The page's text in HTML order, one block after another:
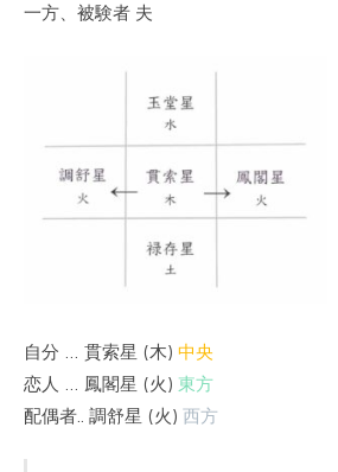
一方、被験者 夫
自分 … 貫索星 (木) 中央
恋人 … 鳳閣星 (火) 東方
配偶者.. 調舒星 (火) 西方